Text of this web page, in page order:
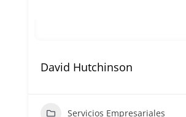
David Hutchinson
Servicios Empresariales